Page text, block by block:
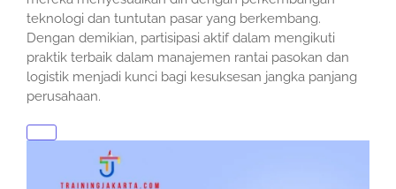
teknologi dan tuntutan pasar yang berkembang.
Dengan demikian, partisipasi aktif dalam mengikuti
praktik terbaik dalam manajemen rantai pasokan dan
logistik menjadi kunci bagi kesuksesan jangka panjang
perusahaan.